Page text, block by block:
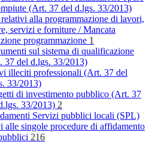
(Art. 37 del d.lgs. 33/2013)
alla programmazione di lavori,
servizi e forniture / Mancata
programmazione 1
sul sistema di qualificazione
37 del d.lgs. 33/2013)
illeciti professionali (Art. 37 del
33/2013)
di investimento pubblico (Art. 37
33/2013) 2
Servizi pubblici locali (SPL)
alle singole procedure di affidamento
216